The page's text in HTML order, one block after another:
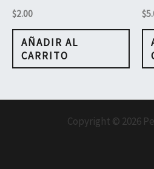
$2.00
AÑADIR AL
CARRITO
$
Copyright © 2026